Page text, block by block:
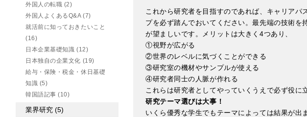
外国人の転職 (2)
外国人よくあるQ&A(7)
就活前に知っておきたいこと
(16)
日本企業基礎知識(12)
日本独自の企業文化 (19)
給与・保険・税金・休日基礎
知識 (5)
韓国語記事(10)
業界研究 (5)
これから研究者を目指すのであれば、キャリア
プを必ず踏んでおいてください。最先端の技術
が望ましいです。メリットは大きく4つあり、
①視野が広がる
②世界のレベルに気づくことができる
③研究室の機材やサンプルが使える
④研究者同士の人脈が作れる
これらは研究者としてやっていくうえで必ず役に
研究テーマ選びは大事！
いくら優秀な学生でもテーマによっては結果が出